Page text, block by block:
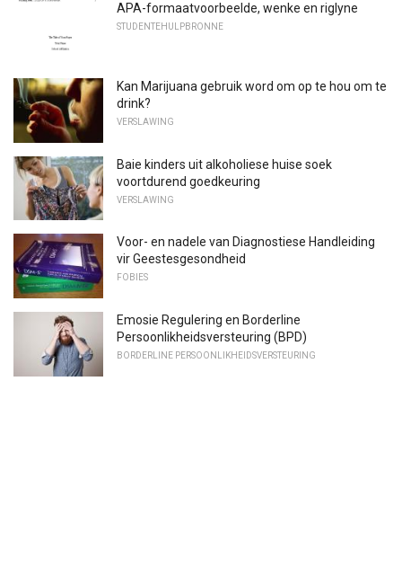
APA-formaatvoorbeelde, wenke en riglyne
STUDENTEHULPBRONNE
Kan Marijuana gebruik word om op te hou om te
drink?
VERSLAWING
Baie kinders uit alkoholiese huise soek
voortdurend goedkeuring
VERSLAWING
Voor- en nadele van Diagnostiese Handleiding
vir Geestesgesondheid
FOBIES
Emosie Regulering en Borderline
Persoonlikheidsversteuring (BPD)
BORDERLINE PERSOONLIKHEIDSVERSTEURING